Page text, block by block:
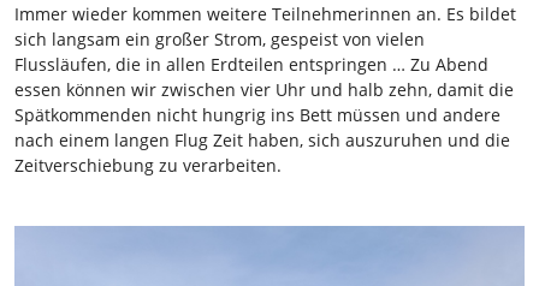
Immer wieder kommen weitere Teilnehmerinnen an. Es bildet
sich langsam ein großer Strom, gespeist von vielen
Flussläufen, die in allen Erdteilen entspringen … Zu Abend
essen können wir zwischen vier Uhr und halb zehn, damit die
Spätkommenden nicht hungrig ins Bett müssen und andere
nach einem langen Flug Zeit haben, sich auszuruhen und die
Zeitverschiebung zu verarbeiten.